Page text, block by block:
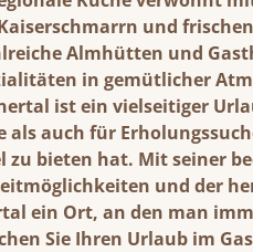
und
Almhütten und
in gemütlicher
ist ein vielseitiger
als auch für
zu bieten hat. Mit seiner
und der
ein Ort, an den man
Sie Ihren Urlaub im